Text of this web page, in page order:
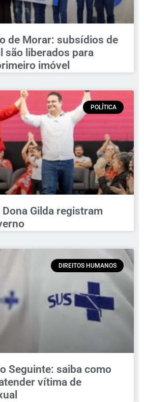
de Morar: subsídios de
são liberados para
imóvel
POLÍTICA
Dona Gilda registram
DIREITOS HUMANOS
Seguinte: saiba como
vítima de